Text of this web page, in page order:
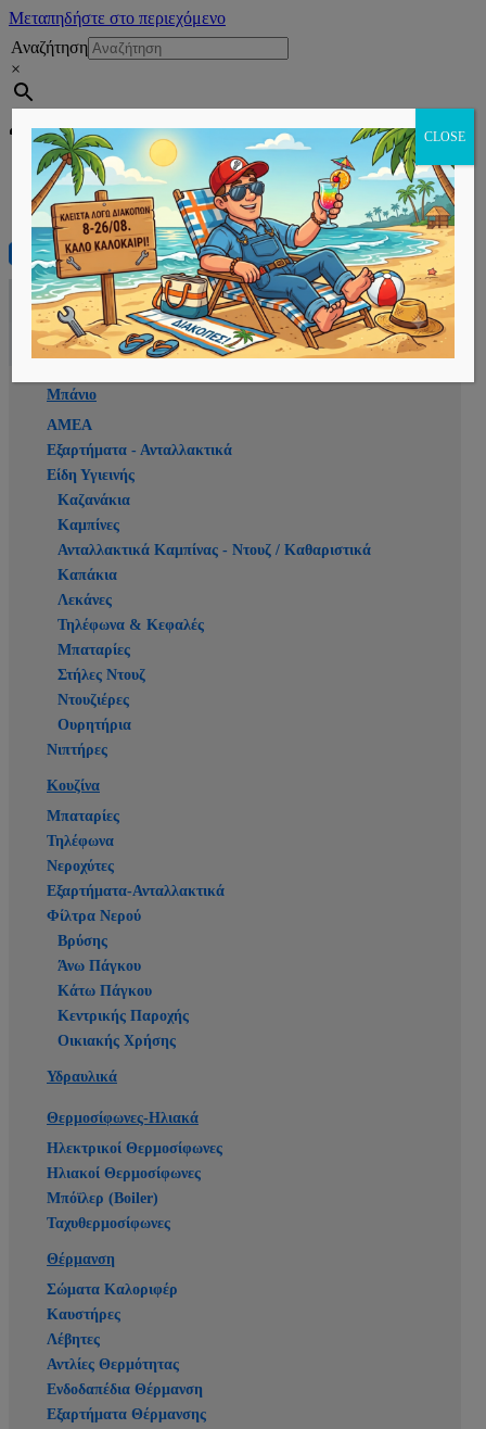
Μεταπηδήστε στο περιεχόμενο
Αναζήτηση
×
Εγγραφή
Αρχική
E-shop
Μπάνιο
ΑΜΕΑ
Εξαρτήματα - Ανταλλακτικά
Είδη Υγιεινής
Καζανάκια
Καμπίνες
Ανταλλακτικά Καμπίνας - Ντουζ / Καθαριστικά
Καπάκια
Λεκάνες
Τηλέφωνα & Κεφαλές
Μπαταρίες
Στήλες Ντουζ
Ντουζιέρες
Ουρητήρια
Νιπτήρες
Κουζίνα
Μπαταρίες
Τηλέφωνα
Νεροχύτες
Εξαρτήματα-Ανταλλακτικά
Φίλτρα Νερού
Βρύσης
Άνω Πάγκου
Κάτω Πάγκου
Κεντρικής Παροχής
Οικιακής Χρήσης
Υδραυλικά
Θερμοσίφωνες-Ηλιακά
Ηλεκτρικοί Θερμοσίφωνες
Ηλιακοί Θερμοσίφωνες
Μπόϊλερ (Boiler)
Ταχυθερμοσίφωνες
Θέρμανση
Σώματα Καλοριφέρ
Καυστήρες
Λέβητες
Αντλίες Θερμότητας
Ενδοδαπέδια Θέρμανση
Εξαρτήματα Θέρμανσης
CLOSE